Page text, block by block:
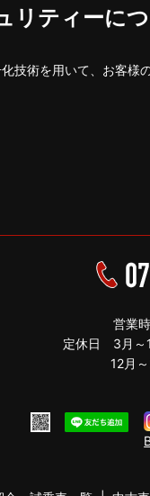
リティーに
技術を用いて、お客様
営業
定休日 3月～
12月